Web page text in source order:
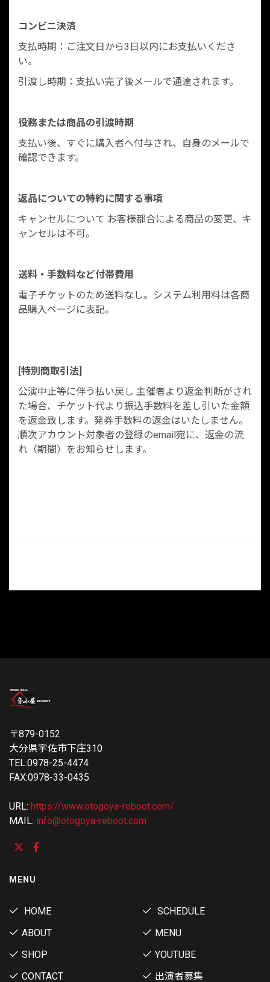
コンビニ決済
支払時期：ご注文日から3日以内にお支払いくださ
い。
引渡し時期：支払い完了後メールで通達されます。
役務または商品の引渡時期
支払い後、すぐに購入者へ付与され、自身のメールで
確認できます。
返品についての特約に関する事項
キャンセルについて お客様都合による商品の変更、キ
ャンセルは不可。
送料・手数料など付帯費用
電子チケットのため送料なし。システム利用料は各商
品購入ページに表記。
[特別商取引法]
公演中止等に伴う払い戻し 主催者より返金判断がされ
た場合、チケット代より振込手数料を差し引いた金額
を返金致します。発券手数料の返金はいたしません。
順次アカウント対象者の登録のemail宛に、返金の流
れ（期間）をお知らせします。
〒879-0152
大分県宇佐市下庄310
TEL:0978-25-4474
FAX:0978-33-0435
URL: https://www.otogoya-reboot.com/
MAIL: info@otogoya-reboot.com
MENU
HOME
SCHEDULE
ABOUT
MENU
SHOP
YOUTUBE
CONTACT
出演者募集